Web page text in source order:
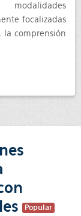
focalizadas
comprensión
Popular